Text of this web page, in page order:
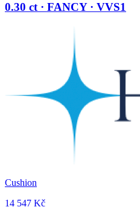
0.30 ct · FANCY · VVS1
Cushion
14 547 Kč